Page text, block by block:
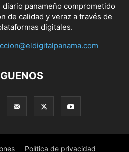
diario panameño comprometido
de calidad y veraz a través de
digitales.
Política de privacidad